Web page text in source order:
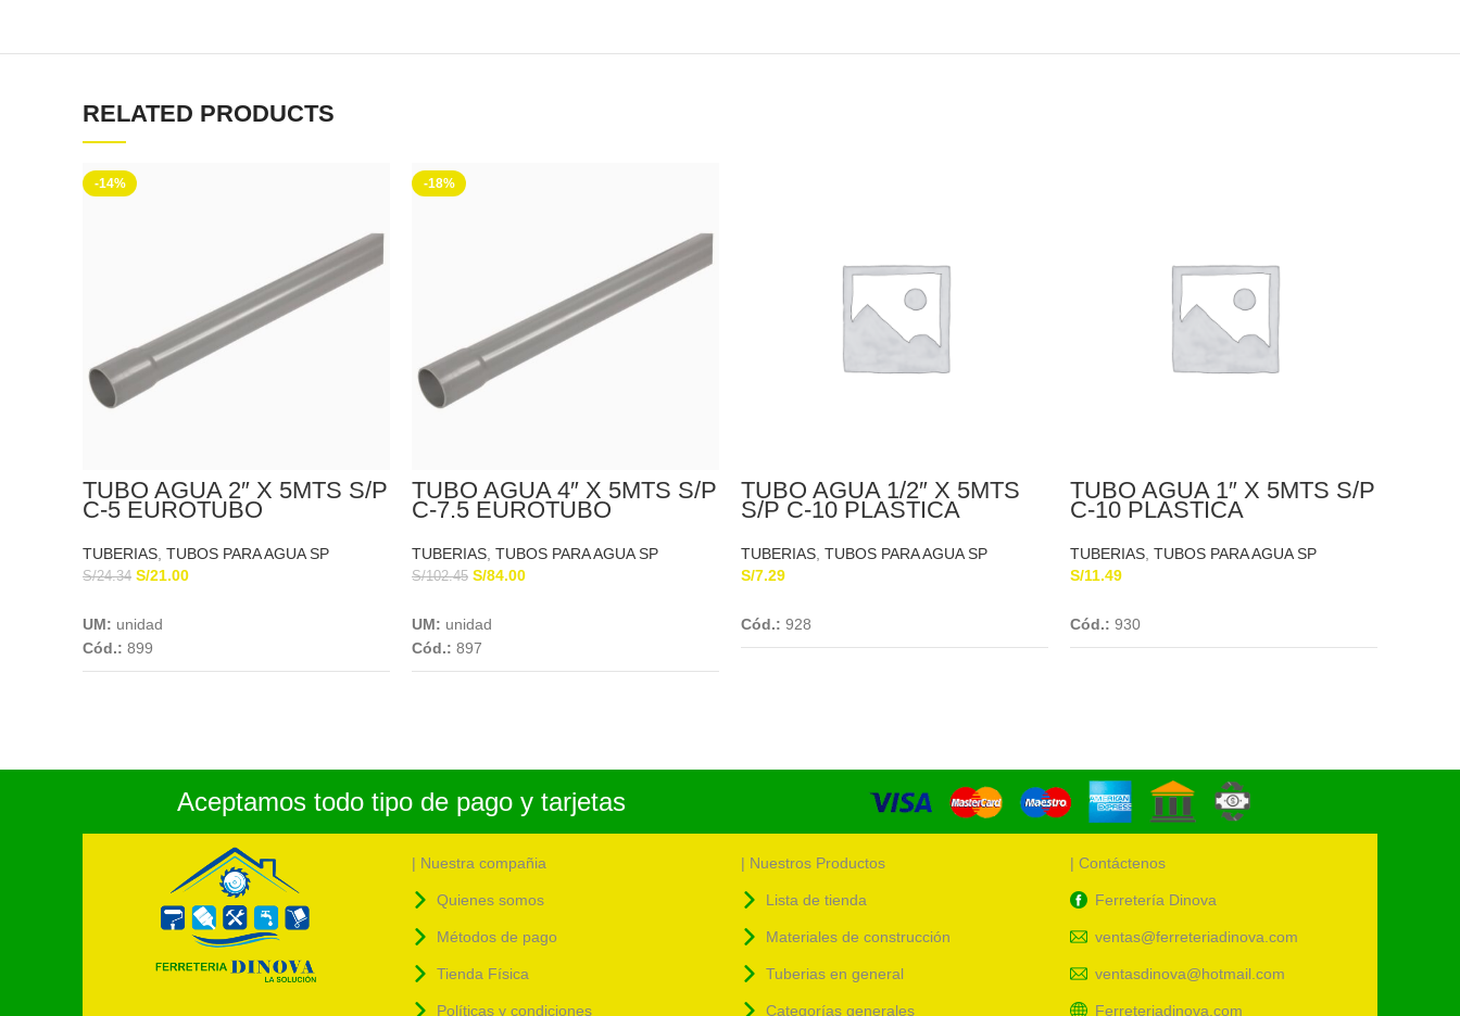
RELATED PRODUCTS
-14%
TUBO AGUA 2″ X 5MTS S/P
C-5 EUROTUBO
TUBERIAS TUBOS PARA AGUA SP
S/24.34 S/21.00
UM: unidad
Cód.: 899
-18%
TUBO AGUA 4″ X 5MTS S/P
C-7.5 EUROTUBO
TUBERIAS TUBOS PARA AGUA SP
S/102.45 S/84.00
UM: unidad
Cód.: 897
TUBO AGUA 1/2″ X 5MTS
S/P C-10 PLASTICA
TUBERIAS TUBOS PARA AGUA SP
S/7.29
Cód.: 928
TUBO AGUA 1″ X 5MTS S/P
C-10 PLASTICA
TUBERIAS TUBOS PARA AGUA SP
S/11.49
Cód.: 930
Aceptamos todo tipo de pago y tarjetas
| Nuestra compañia
Quienes somos
Métodos de pago
Tienda Física
Políticas y condiciones
| Nuestros Productos
Lista de tienda
Materiales de construcción
Tuberias en general
Categorías generales
| Contáctenos
Ferretería Dinova
ventas@ferreteriadinova.com
ventasdinova@hotmail.com
Ferreteriadinova.com